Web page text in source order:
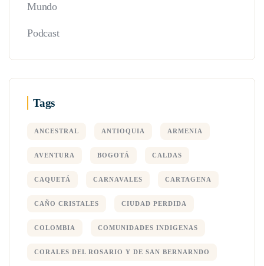
Mundo
Podcast
Tags
ANCESTRAL ANTIOQUIA ARMENIA
AVENTURA BOGOTÁ CALDAS
CAQUETÁ CARNAVALES CARTAGENA
CAÑO CRISTALES CIUDAD PERDIDA
COLOMBIA COMUNIDADES INDIGENAS
CORALES DEL ROSARIO Y DE SAN BERNARNDO